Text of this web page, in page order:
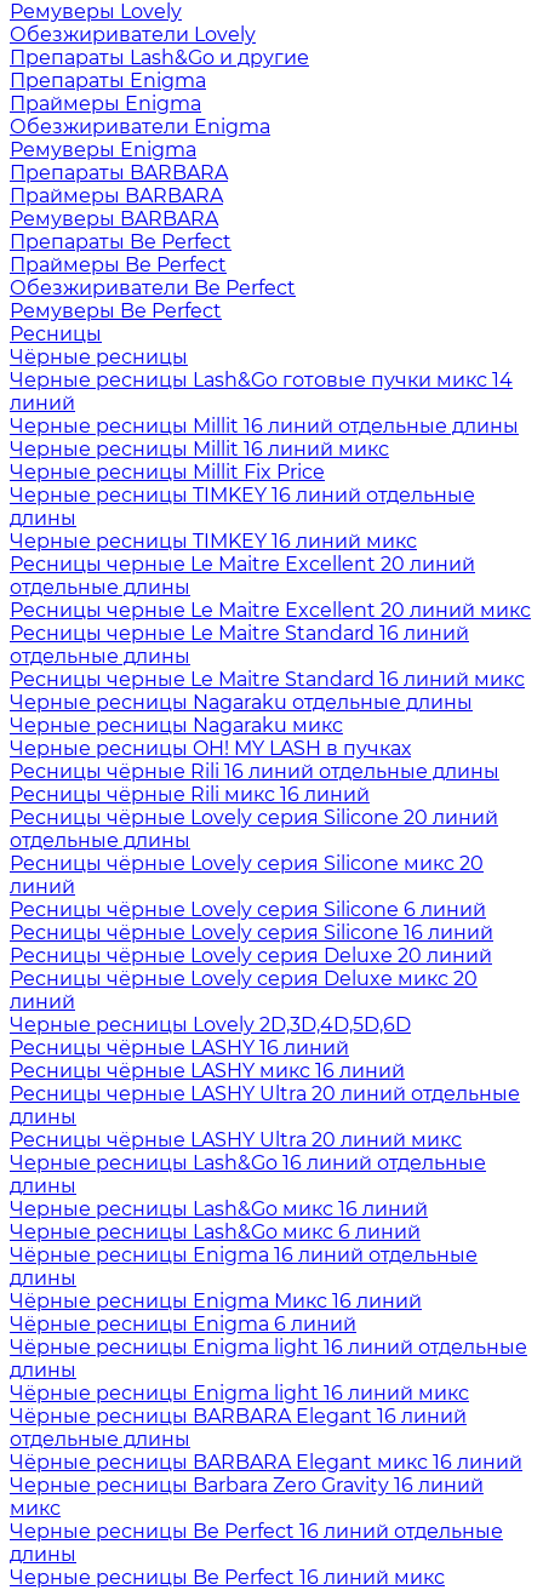
Ремуверы Lovely
Обезжириватели Lovely
Препараты Lash&Go и другие
Препараты Enigma
Праймеры Enigma
Обезжириватели Enigma
Ремуверы Enigma
Препараты BARBARA
Праймеры BARBARA
Ремуверы BARBARA
Препараты Be Perfect
Праймеры Be Perfect
Обезжириватели Be Perfect
Ремуверы Be Perfect
Ресницы
Чёрные ресницы
Черные ресницы Lash&Go готовые пучки микс 14
линий
Черные ресницы Millit 16 линий отдельные длины
Черные ресницы Millit 16 линий микс
Черные ресницы Millit Fix Price
Черные ресницы TIMKEY 16 линий отдельные
длины
Черные ресницы TIMKEY 16 линий микс
Ресницы черные Le Maitre Excellent 20 линий
отдельные длины
Ресницы черные Le Maitre Excellent 20 линий микс
Ресницы черные Le Maitre Standard 16 линий
отдельные длины
Ресницы черные Le Maitre Standard 16 линий микс
Черные ресницы Nagaraku отдельные длины
Черные ресницы Nagaraku микс
Черные ресницы OH! MY LASH в пучках
Ресницы чёрные Rili 16 линий отдельные длины
Ресницы чёрные Rili микс 16 линий
Ресницы чёрные Lovely серия Silicone 20 линий
отдельные длины
Ресницы чёрные Lovely серия Silicone микс 20
линий
Ресницы чёрные Lovely серия Silicone 6 линий
Ресницы чёрные Lovely серия Silicone 16 линий
Ресницы чёрные Lovely серия Deluxe 20 линий
Ресницы чёрные Lovely серия Deluxe микс 20
линий
Черные ресницы Lovely 2D,3D,4D,5D,6D
Ресницы чёрные LASHY 16 линий
Ресницы чёрные LASHY микс 16 линий
Ресницы черные LASHY Ultra 20 линий отдельные
длины
Ресницы чёрные LASHY Ultra 20 линий микс
Черные ресницы Lash&Go 16 линий отдельные
длины
Черные ресницы Lash&Go микс 16 линий
Черные ресницы Lash&Go микс 6 линий
Чёрные ресницы Enigma 16 линий отдельные
длины
Чёрные ресницы Enigma Микс 16 линий
Чёрные ресницы Enigma 6 линий
Чёрные ресницы Enigma light 16 линий отдельные
длины
Чёрные ресницы Enigma light 16 линий микс
Чёрные ресницы BARBARA Elegant 16 линий
отдельные длины
Чёрные ресницы BARBARA Elegant микс 16 линий
Черные ресницы Barbara Zero Gravity 16 линий
микс
Черные ресницы Be Perfect 16 линий отдельные
длины
Черные ресницы Be Perfect 16 линий микс